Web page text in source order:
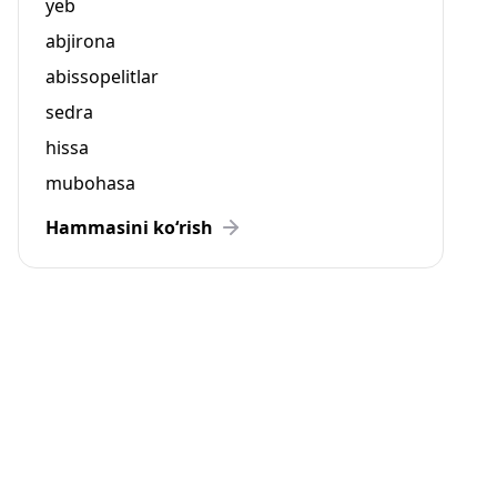
yeb
abjirona
abissopelitlar
sedra
hissa
mubohasa
Hammasini ko‘rish